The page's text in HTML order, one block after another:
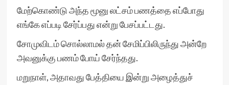
மேற்கொண்டு அந்த மூனு லட்சம் பணத்தை எப்போது
எங்கே எப்படி சேர்ப்பது என்று பேசப்பட்டது.
சோமுவிடம் சொல்லாமல் தன் சேமிப்பிலிருந்து அன்றே
அவனுக்கு பணம் போய் சேர்ந்தது.
மறுநாள், அதாவது பேத்தியை இன்று அழைத்துச்